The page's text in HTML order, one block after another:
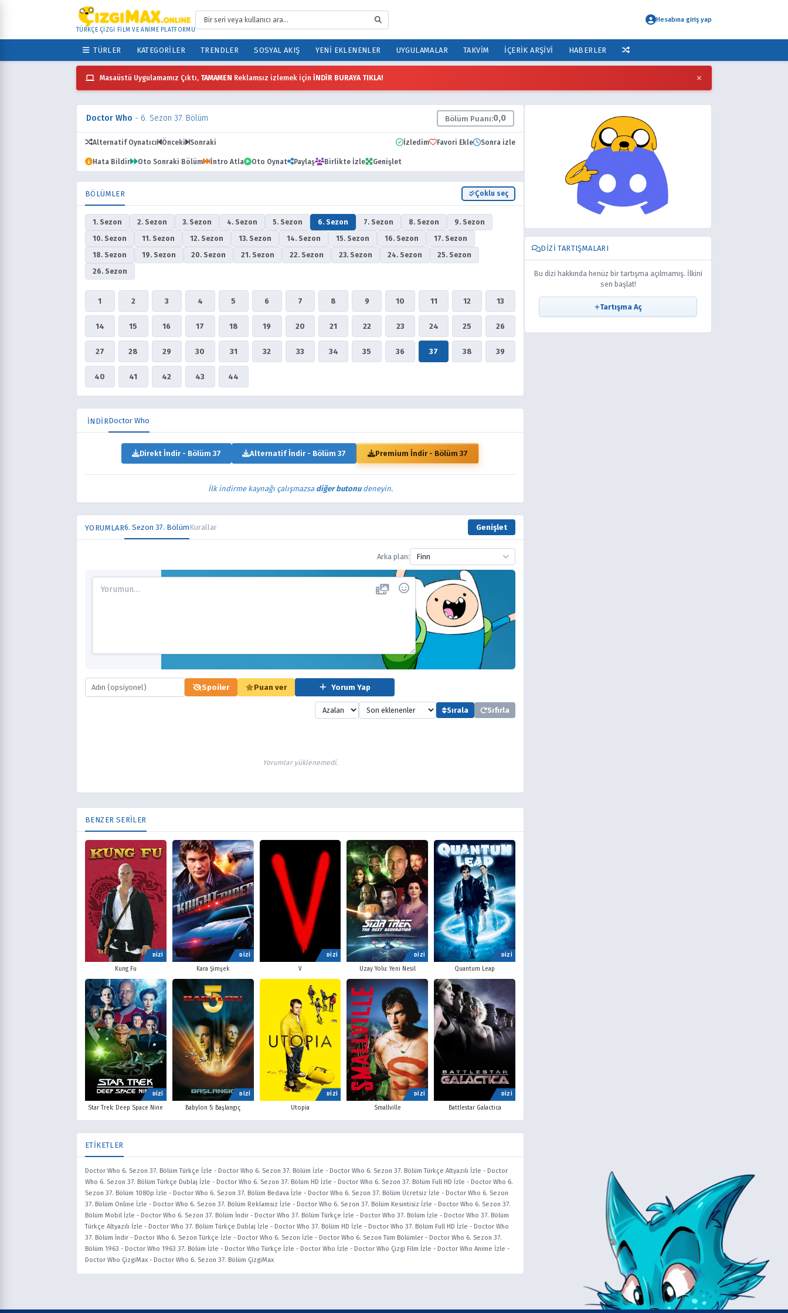
TÜRKÇE ÇİZGİ FİLM VE ANİME PLATFORMU
Hesabına giriş yap
TÜRLER KATEGORILER TRENDLER SOSYAL AKIŞ YENI EKLENENLER UYGULAMALAR TAKVIM İÇERIK ARŞIVI HABERLER
Masaüstü Uygulamamız Çıktı, TAMAMEN Reklamsız izlemek için İNDİR BURAYA TIKLA! ×
Doctor Who - 6. Sezon 37. Bölüm Bölüm Puanı:0,0
Alternatif Oynatıcı Önceki Sonraki İzledim Favori Ekle Sonra izle
Hata Bildir Oto Sonraki Bölüm İntro Atla Oto Oynat Paylaş Birlikte İzle Genişlet
BÖLÜMLER Çoklu seç
1. Sezon 2. Sezon 3. Sezon 4. Sezon 5. Sezon 6. Sezon 7. Sezon 8. Sezon
9. Sezon
10. Sezon
11. Sezon 12. Sezon 13. Sezon 14. Sezon 15. Sezon 16. Sezon
17. Sezon
18. Sezon
19. Sezon 20. Sezon 21. Sezon 22. Sezon 23. Sezon 24. Sezon
25. Sezon
26. Sezon
1 2 3 4 5 6 7 8 9 10 11 12 13
14 15 16 17 18 19 20 21 22 23 24 25 26
27 28 29 30 31 32 33 34 35 36 37 38 39
40 41 42 43 44
İNDİRDoctor Who
Direkt İndir - Bölüm 37 Alternatif İndir - Bölüm 37 Premium İndir - Bölüm 37
İlk indirme kaynağı çalışmazsa diğer butonudeneyin.
YORUMLAR6. Sezon 37. BölümKurallar Genişlet
Arka plan: Finn
Spoiler Puan ver Yorum Yap
Sırala Sıfırla
Yorumlar yüklenemedi.
BENZER SERİLER
DİZİ
Kung Fu
DİZİ
Kara Şimşek
DİZİ
V
DİZİ
Uzay Yolu: Yeni Nesil
DİZİ
Quantum Leap
DİZİ
Star Trek: Deep Space Nine
DİZİ
Babylon 5: Başlangıç
DİZİ
Utopia
DİZİ
Smallville
DİZİ
Battlestar Galactica
ETİKETLER
Doctor Who 6. Sezon 37. Bölüm Türkçe İzle - Doctor Who 6. Sezon 37. Bölüm İzle - Doctor Who 6. Sezon 37. Bölüm Türkçe Altyazılı İzle - Doctor
Who 6. Sezon 37. Bölüm Türkçe Dublaj İzle - Doctor Who 6. Sezon 37. Bölüm HD İzle - Doctor Who 6. Sezon 37. Bölüm Full HD İzle - Doctor Who 6.
Sezon 37. Bölüm 1080p İzle - Doctor Who 6. Sezon 37. Bölüm Bedava İzle - Doctor Who 6. Sezon 37. Bölüm Ücretsiz İzle - Doctor Who 6. Sezon
37. Bölüm Online İzle - Doctor Who 6. Sezon 37. Bölüm Reklamsız İzle - Doctor Who 6. Sezon 37. Bölüm Kesintisiz İzle - Doctor Who 6. Sezon 37.
Bölüm Mobil İzle - Doctor Who 6. Sezon 37. Bölüm İndir - Doctor Who 37. Bölüm Türkçe İzle - Doctor Who 37. Bölüm İzle - Doctor Who 37. Bölüm
Türkçe Altyazılı İzle - Doctor Who 37. Bölüm Türkçe Dublaj İzle - Doctor Who 37. Bölüm HD İzle - Doctor Who 37. Bölüm Full HD İzle - Doctor Who
37. Bölüm İndir - Doctor Who 6. Sezon Türkçe İzle - Doctor Who 6. Sezon İzle - Doctor Who 6. Sezon Tüm Bölümler - Doctor Who 6. Sezon 37.
Bölüm 1963 - Doctor Who 1963 37. Bölüm İzle - Doctor Who Türkçe İzle - Doctor Who İzle - Doctor Who Çizgi Film İzle - Doctor Who Anime İzle -
Doctor Who ÇizgiMax - Doctor Who 6. Sezon 37. Bölüm ÇizgiMax
DIZI TARTIŞMALARI
Bu dizi hakkında henüz bir tartışma açılmamış. İlkini
sen başlat!
Tartışma Aç